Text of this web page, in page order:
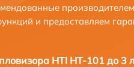
и предоставляем
HTI HT-101 до 3